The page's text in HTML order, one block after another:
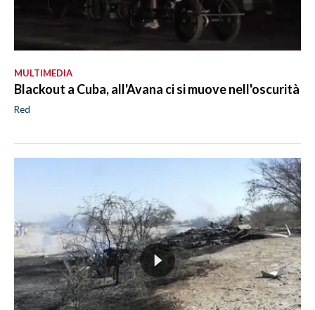
MULTIMEDIA
Blackout a Cuba, all'Avana ci si muove nell'oscurità
Red